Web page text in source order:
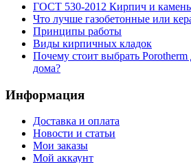
ГОСТ 530-2012 Кирпич и камень
Что лучше газобетонные или
Принципы работы
Виды кирпичных кладок
Почему стоит выбрать Porotherm
дома?
Информация
Доставка и оплата
Новости и статьи
Мои заказы
Мой аккаунт